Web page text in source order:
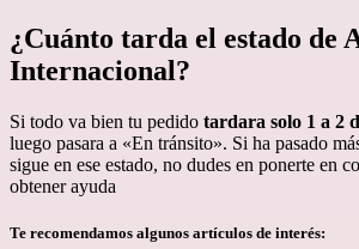
¿Cuánto tarda el estado de
Internacional?
Si todo va bien tu pedido tardara solo 1 a 2
luego pasara a «En tránsito». Si ha pasado
sigue en ese estado, no dudes en ponerte en
obtener ayuda
Te recomendamos algunos artículos de interés: